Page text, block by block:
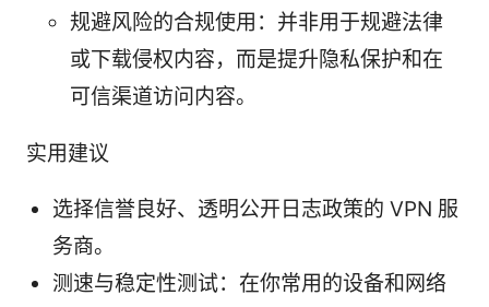
规避风险的合规使用：并非用于规避法律
或下载侵权内容，而是提升隐私保护和在
可信渠道访问内容。
实用建议
选择信誉良好、透明公开日志政策的 VPN 服
务商。
测速与稳定性测试：在你常用的设备和网络